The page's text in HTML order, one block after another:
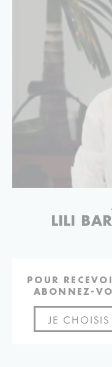
LILI
POUR
ABONNEZ-
JE